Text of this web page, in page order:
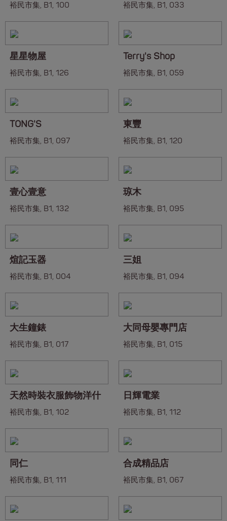
裕民市集, B1, 100 裕民市集, B1, 033
星星物屋
裕民市集, B1, 126
Terry's Shop
裕民市集, B1, 059
TONG'S
裕民市集, B1, 097
東豐
裕民市集, B1, 120
壹心壹意
裕民市集, B1, 132
琼木
裕民市集, B1, 095
煊記玉器
裕民市集, B1, 004
三姐
裕民市集, B1, 094
大生鐘錶
裕民市集, B1, 017
大同母嬰專門店
裕民市集, B1, 015
天然時裝衣服飾物洋什
裕民市集, B1, 102
日輝電業
裕民市集, B1, 112
同仁
裕民市集, B1, 111
合成精品店
裕民市集, B1, 067